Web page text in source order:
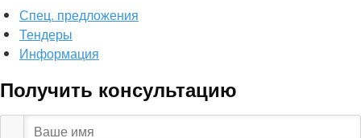
Спец. предложения
Тендеры
Информация
Получить консультацию